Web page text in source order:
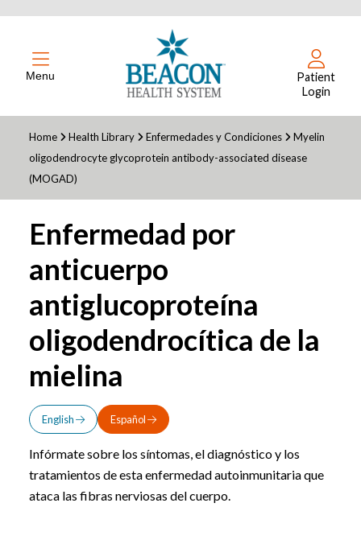
Menu
Patient
Login
Home Health Library Enfermedades y Condiciones
Myelin
oligodendrocyte glycoprotein antibody-associated disease
(MOGAD)
Enfermedad por
anticuerpo
antiglucoproteína
oligodendrocítica de la
mielina
English Español
Infórmate sobre los síntomas, el diagnóstico y los
tratamientos de esta enfermedad autoinmunitaria que
ataca las fibras nerviosas del cuerpo.